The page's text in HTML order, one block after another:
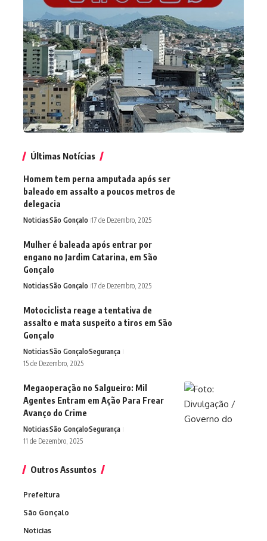
Últimas Notícias
Homem tem perna amputada após ser
baleado em assalto a poucos metros de
delegacia
NoticiasSão Gonçalo 17 de Dezembro, 2025
Mulher é baleada após entrar por
engano no Jardim Catarina, em São
Gonçalo
NoticiasSão Gonçalo 17 de Dezembro, 2025
Motociclista reage a tentativa de
assalto e mata suspeito a tiros em São
Gonçalo
NoticiasSão GonçaloSegurança
15 de Dezembro, 2025
Megaoperação no Salgueiro: Mil
Agentes Entram em Ação Para Frear
Avanço do Crime
NoticiasSão GonçaloSegurança
11 de Dezembro, 2025
Outros Assuntos
Prefeitura
São Gonçalo
Noticias